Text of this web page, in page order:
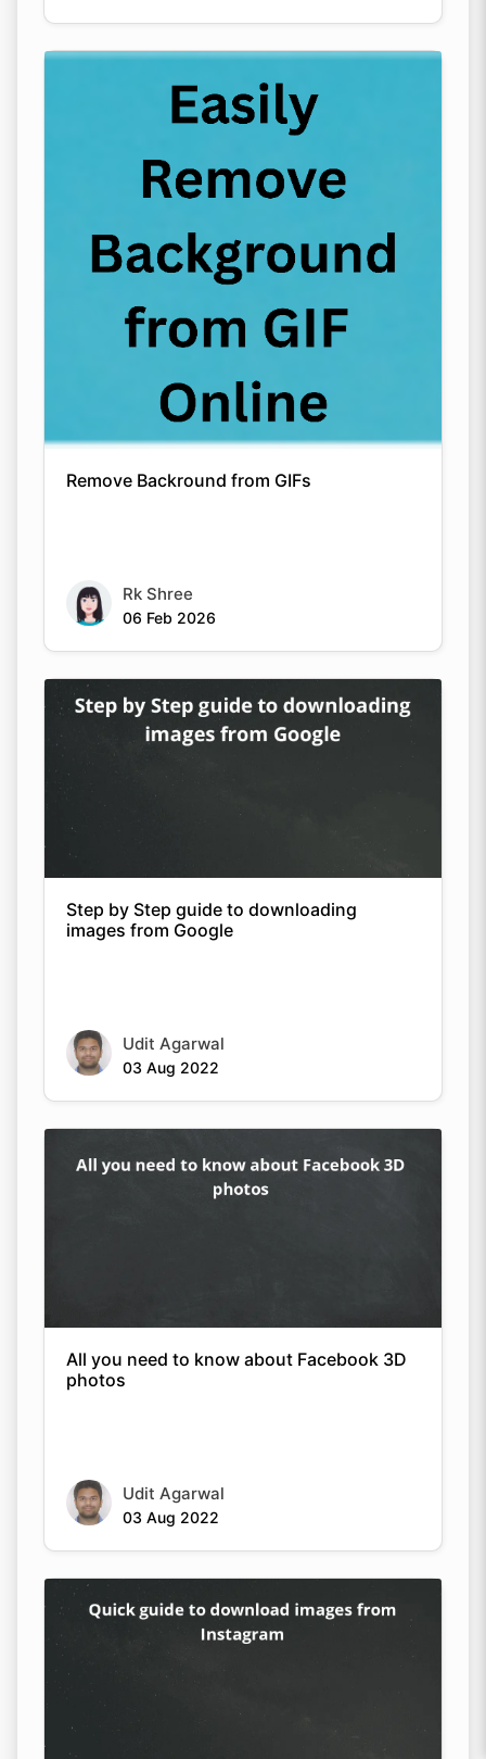
Remove Backround from GIFs
Rk Shree
06 Feb 2026
Step by Step guide to downloading
images from Google
Udit Agarwal
03 Aug 2022
All you need to know about Facebook 3D
photos
Udit Agarwal
03 Aug 2022